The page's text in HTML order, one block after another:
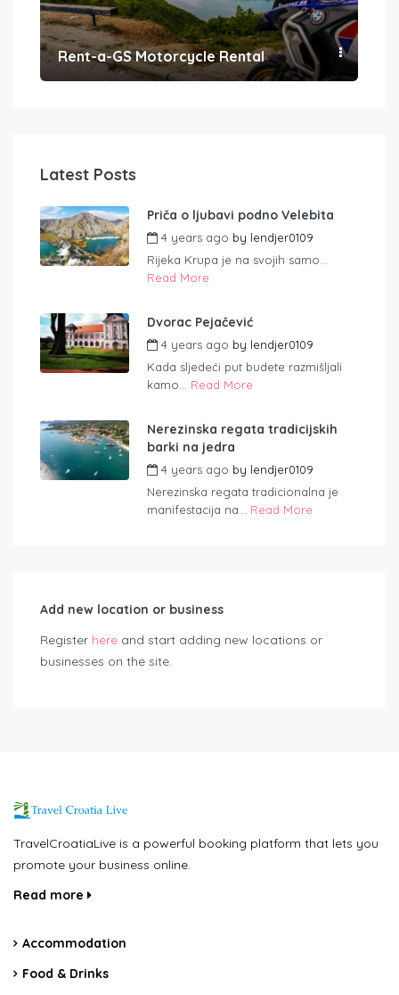
Rent-a-GS Motorcycle Rental
Latest Posts
Priča o ljubavi podno Velebita
4 years ago by lendjer0109
Rijeka Krupa je na svojih samo...
Read More
Dvorac Pejačević
4 years ago by lendjer0109
Kada sljedeći put budete razmišljali
kamo... Read More
Nerezinska regata tradicijskih
barki na jedra
4 years ago by lendjer0109
Nerezinska regata tradicionalna je
manifestacija na... Read More
Add new location or business
Register here and start adding new locations or
businesses on the site.
TravelCroatiaLive is a powerful booking platform that lets you
promote your business online.
Read more
Accommodation
Food & Drinks